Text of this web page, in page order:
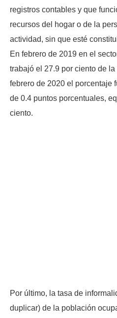
registros contables y que
recursos del hogar o de la
actividad, sin que esté
En febrero de 2019 en el
trabajó el 27.9 por ciento de
febrero de 2020 el porcentaje
de 0.4 puntos porcentuales,
ciento.
Por último, la tasa de
duplicar) de la población